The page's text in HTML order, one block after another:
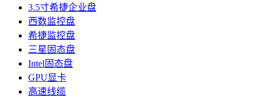
3.5寸希捷企业盘
西数监控盘
希捷监控盘
三星固态盘
Intel固态盘
GPU显卡
高速线缆